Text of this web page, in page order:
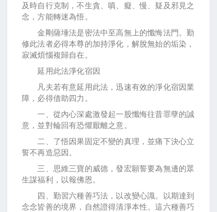
及時自行克制，不生貪、嗔、癡、慢、疑及邪見之
念，方能轉迷為悟。
金剛薩埵法是密法中至高無上的懺悔法門。勤
修此法者必得本尊的加持淨化，解脫無始的垢染，
寂滅煩惱複歸自在。
延用此法淨化宿因
凡夫若有意延用此法，迅速有效的淨化宿因業
障，必得借助四力。
一、從內心深處激發起一股懺悔往昔罪孽的誠
意，並對輪回有恐懼厭離之意。
二、了悟因果固定不變的真理，並痛下決心立
誓不再造惡因。
三、思維三寶的威德，發宏願誓要為無邊的眾
生謀福利，以報佛恩。
四、勤習六種善巧法，以改變心識。以期達到
念念皆善的境界，自然證得清淨本性。這六種善巧